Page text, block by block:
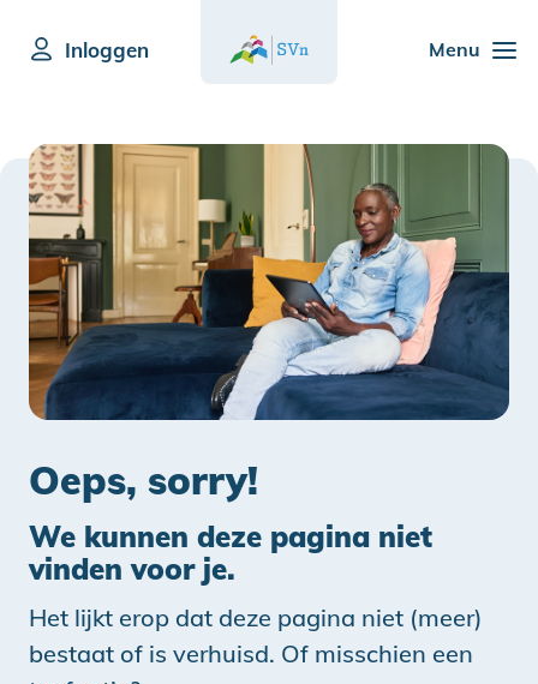
Menu
Inloggen
Oeps, sorry!
We kunnen deze pagina niet
vinden voor je.
Het lijkt erop dat deze pagina niet (meer)
bestaat of is verhuisd. Of misschien een